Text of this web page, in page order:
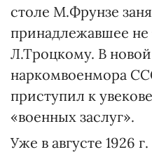
столе М.Фрунзе
принадлежавшее не
Л.Троцкому. В
наркомвоенмора
приступил к
«военных заслуг».
Уже в августе 1926